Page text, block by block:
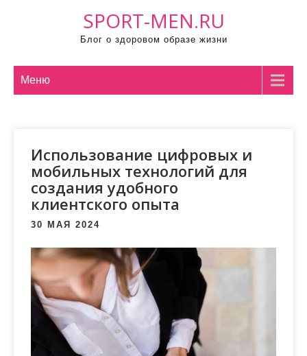
SPORT-MEN.RU
Блог о здоровом образе жизни
Меню
Использование цифровых и
мобильных технологий для
создания удобного
клиентского опыта
30 МАЯ 2024